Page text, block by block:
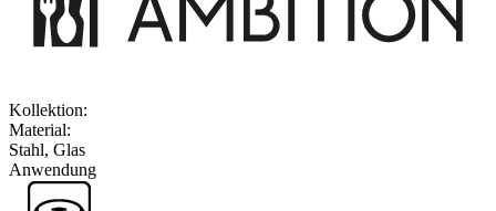
Kollektion:
Material:
Stahl, Glas
Anwendung